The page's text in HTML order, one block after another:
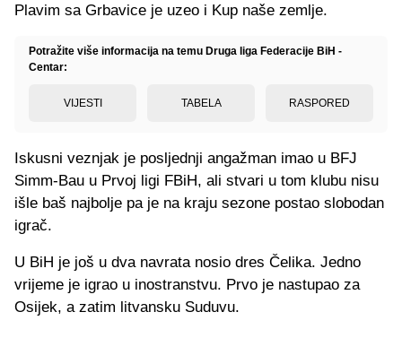
Plavim sa Grbavice je uzeo i Kup naše zemlje.
Potražite više informacija na temu Druga liga Federacije BiH -
Centar:
VIJESTI TABELA RASPORED
Iskusni veznjak je posljednji angažman imao u BFJ
Simm-Bau u Prvoj ligi FBiH, ali stvari u tom klubu nisu
išle baš najbolje pa je na kraju sezone postao slobodan
igrač.
U BiH je još u dva navrata nosio dres Čelika. Jedno
vrijeme je igrao u inostranstvu. Prvo je nastupao za
Osijek, a zatim litvansku Suduvu.